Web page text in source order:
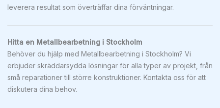
leverera resultat som överträffar dina förväntningar.
Hitta en Metallbearbetning i Stockholm
Behöver du hjälp med Metallbearbetning i Stockholm? Vi
erbjuder skräddarsydda lösningar för alla typer av projekt, från
små reparationer till större konstruktioner. Kontakta oss för att
diskutera dina behov.